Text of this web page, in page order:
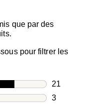
que par des
pour filtrer les
21
21 avis
3